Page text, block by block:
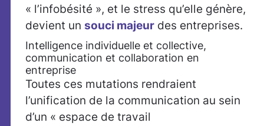
« l’infobésité », et le stress qu’elle génère,
devient un souci majeur des entreprises.
Intelligence individuelle et collective,
communication et collaboration en
entreprise
Toutes ces mutations rendraient
l’unification de la communication au sein
d’un « espace de travail